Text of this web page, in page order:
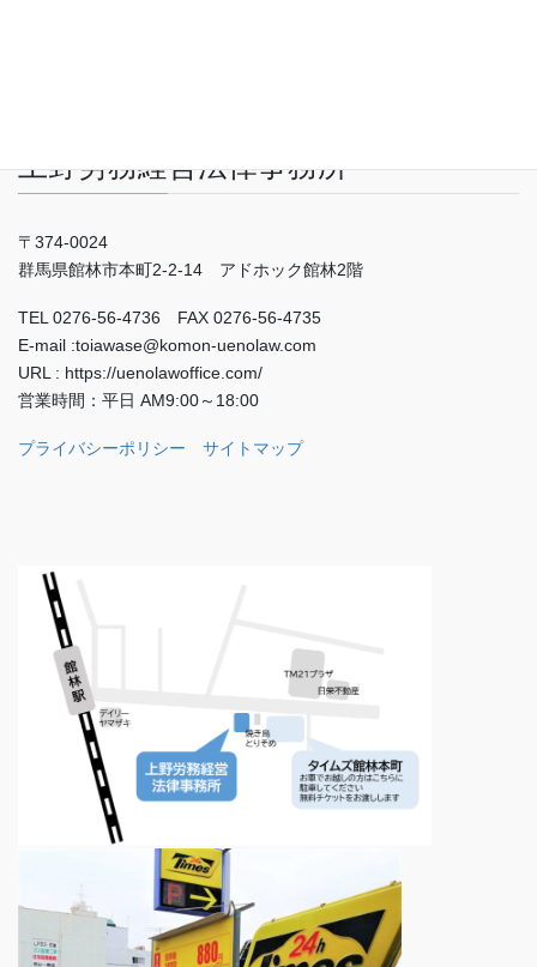
上野労務経営法律事務所
〒374-0024
群馬県館林市本町2-2-14 アドホック館林2階
TEL 0276-56-4736 FAX 0276-56-4735
E-mail :toiawase@komon-uenolaw.com
URL : https://uenolawoffice.com/
営業時間：平日 AM9:00～18:00
プライバシーポリシー サイトマップ